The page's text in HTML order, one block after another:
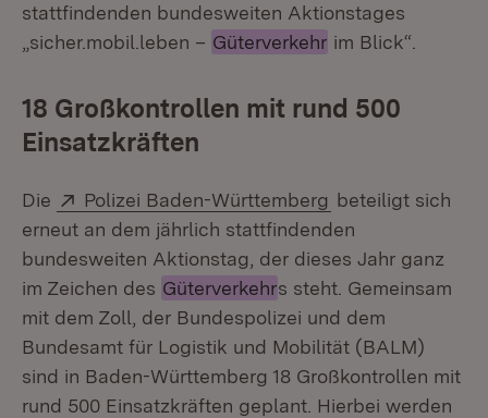
stattfindenden bundesweiten Aktionstages
„sicher.mobil.leben – Güterverkehr im Blick“.
18 Großkontrollen mit rund 500
Einsatzkräften
Die Extern:
Polizei Baden-Württemberg (Öffnet in neuem
beteiligt sich
erneut an dem jährlich stattfindenden
bundesweiten Aktionstag, der dieses Jahr ganz
im Zeichen des Güterverkehrs steht. Gemeinsam
mit dem Zoll, der Bundespolizei und dem
Bundesamt für Logistik und Mobilität (BALM)
sind in Baden-Württemberg 18 Großkontrollen mit
rund 500 Einsatzkräften geplant. Hierbei werden